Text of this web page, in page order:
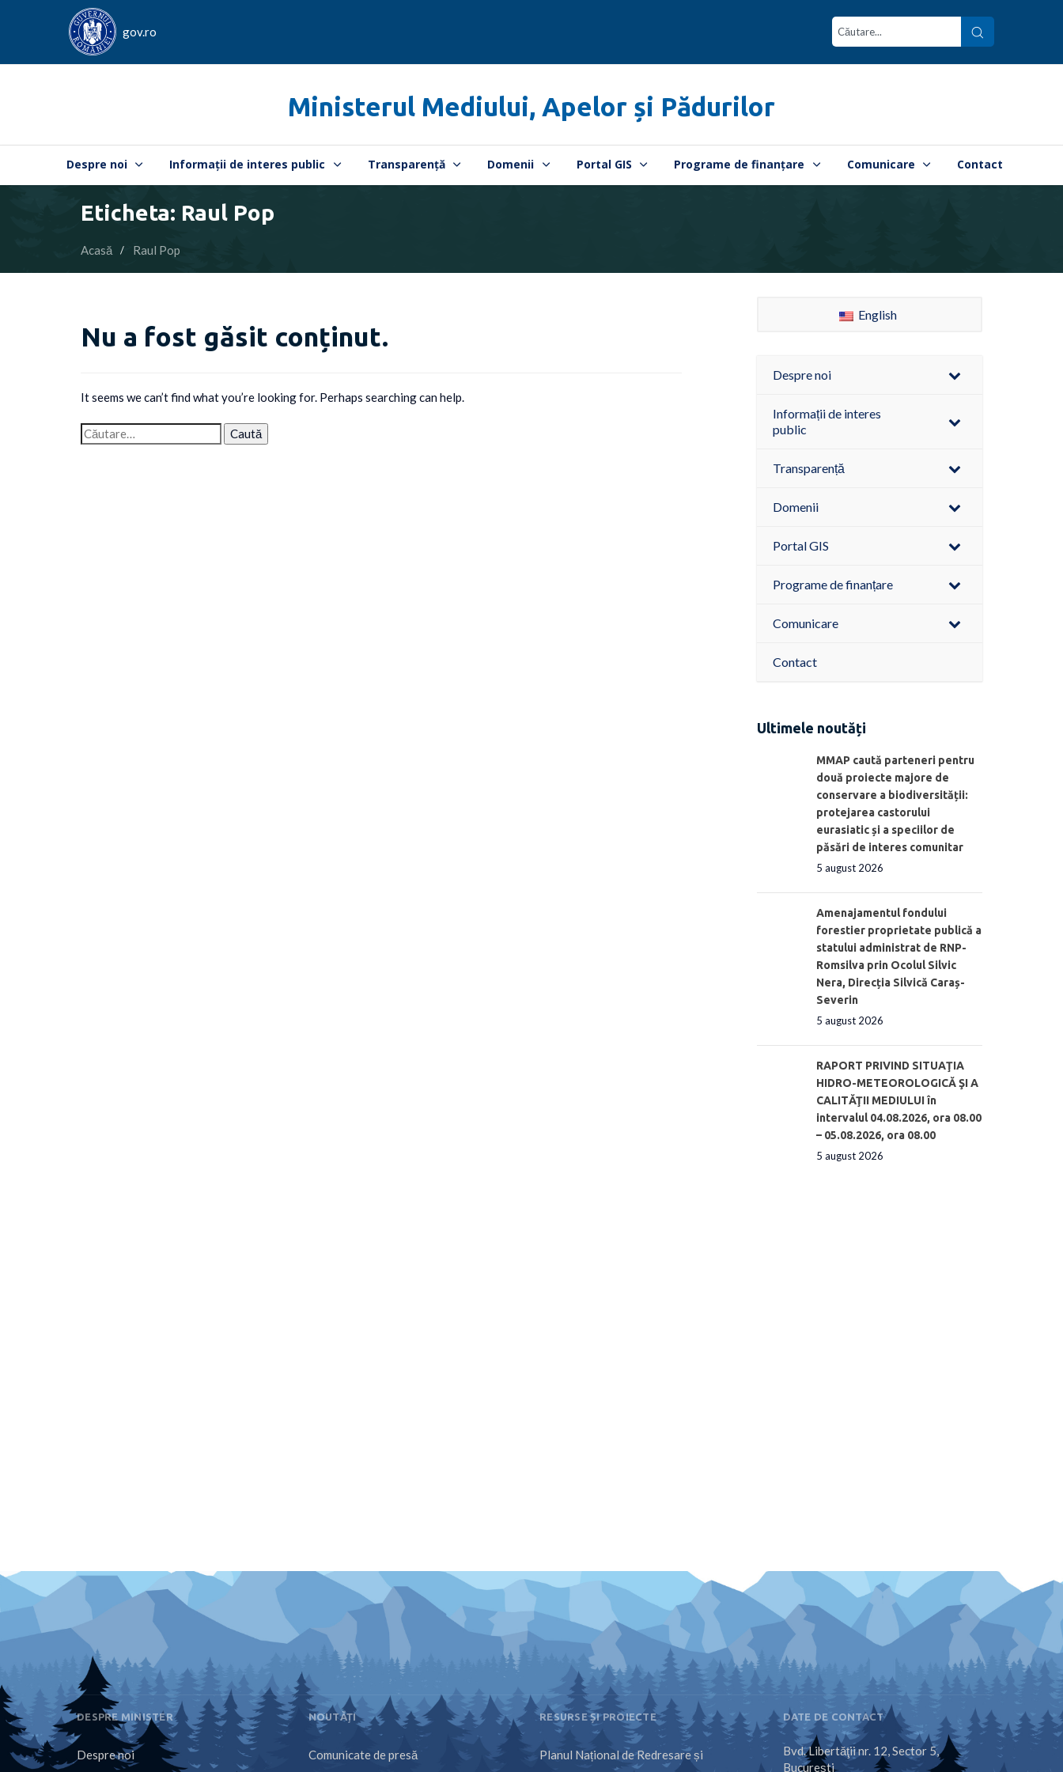
gov.ro
Ministerul Mediului, Apelor și Pădurilor
Despre noi Informații de interes public Transparență Domenii Portal GIS Programe de finanțare Comunicare Contact
Eticheta: Raul Pop
Acasă Raul Pop
Nu a fost găsit conținut.
It seems we can’t find what you’re looking for. Perhaps searching can help.
English
Despre noi
Informații de interes
public
Transparență
Domenii
Portal GIS
Programe de finanțare
Comunicare
Contact
Ultimele noutăți
MMAP caută parteneri pentru
două proiecte majore de
conservare a biodiversității:
protejarea castorului
eurasiatic și a speciilor de
păsări de interes comunitar
5 august 2026
Amenajamentul fondului
forestier proprietate publică a
statului administrat de RNP-
Romsilva prin Ocolul Silvic
Nera, Direcția Silvică Caraș-
Severin
5 august 2026
RAPORT PRIVIND SITUAŢIA
HIDRO-METEOROLOGICĂ ŞI A
CALITĂŢII MEDIULUI în
intervalul 04.08.2026, ora 08.00
– 05.08.2026, ora 08.00
5 august 2026
DESPRE MINISTER
Despre noi
NOUTĂȚI
Comunicate de presă
RESURSE ȘI PROIECTE
Planul Național de Redresare și
DATE DE CONTACT
Bvd. Libertăţii nr. 12, Sector 5,
Bucureşti